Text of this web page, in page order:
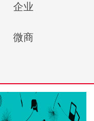
企业
微商